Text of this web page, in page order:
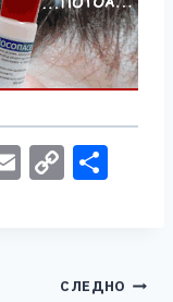
E C
СЛЕДНО